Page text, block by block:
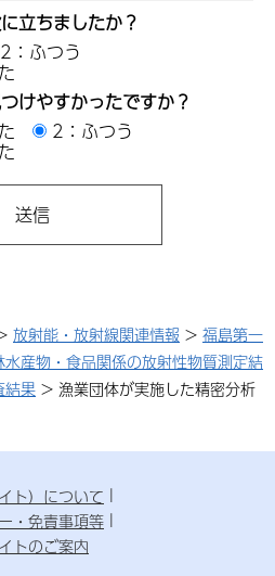
立ちましたか？
2：ふつう
けやすかったですか？
2：ふつう
放射能・放射線関連情報 > 福島第一
水産物・食品関係の放射性物質測定結
結果 > 漁業団体が実施した精密分析
ト）について
・免責事項等
トのご案内